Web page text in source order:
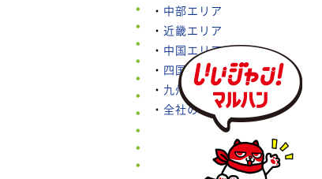
・ 中部エリア
・ 近畿エリア
・ 中国エリア
・ 四国エリア
・ 九州・沖縄エリア
・ 全社の取り組み